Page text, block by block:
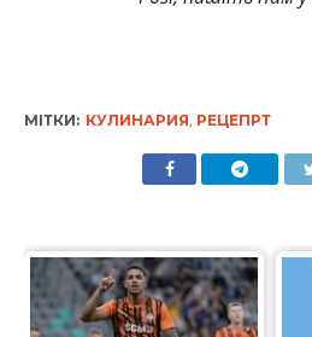
МІТКИ: КУЛИНАРИЯ РЕЦЕПРТ